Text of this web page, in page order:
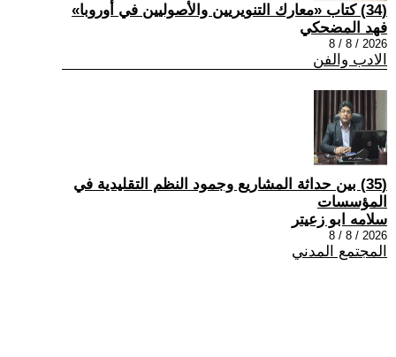
(34) كتاب «معارك التنويريين والأصوليين في أوروبا»
فهد المضحكي
2026 / 8 / 8
الادب والفن
(35) بين حداثة المشاريع وجمود النظم التقليدية في
المؤسسات
سلامه ابو زعيتر
2026 / 8 / 8
المجتمع المدني